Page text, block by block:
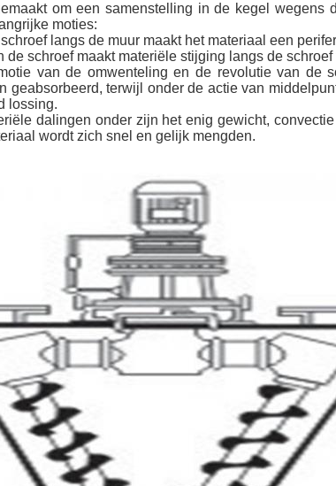
om een samenstelling in de kegel
moties:
langs de muur maakt het materiaal een
de schroef maakt materiële stijging langs de
van de omwenteling en de revolutie van de
geabsorbeerd, terwijl onder de actie van
lossing.
dalingen onder zijn het enig gewicht,
wordt zich snel en gelijk mengden.